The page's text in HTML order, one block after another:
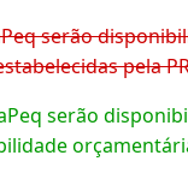
serão
pela
serão